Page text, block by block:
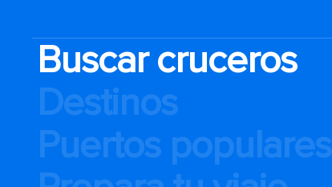
Buscar cruceros
Destinos
Puertos populares